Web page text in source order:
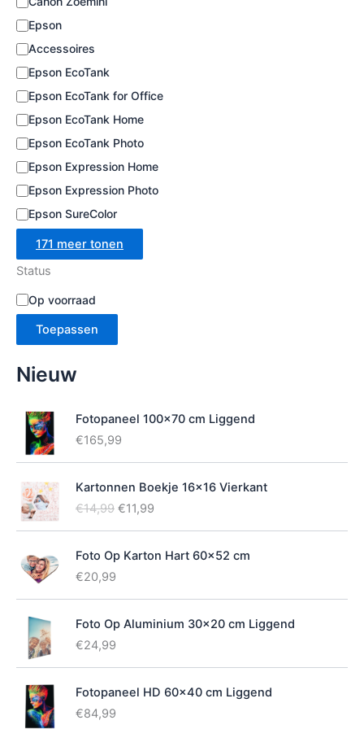
e
Epson
Accessoires
Epson EcoTank
Epson EcoTank for Office
Epson EcoTank Home
Epson EcoTank Photo
Epson Expression Home
Epson Expression Photo
Epson SureColor
171 meer tonen
Status
B
e
c
i
r
d
Op voorraad
Toepassen
Nieuw
Fotopaneel 100x70 cm Liggend
€165,99
Kartonnen Boekje 16x16 Vierkant
€14,99 O
s
n
i
€11,99H
d
p
s
Foto Op Karton Hart 60x52 cm
€20,99
Foto Op Aluminium 30x20 cm Liggend
€24,99
Fotopaneel HD 60x40 cm Liggend
€84,99